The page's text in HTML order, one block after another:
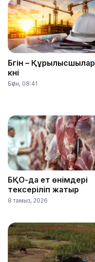
Бүгін – Құрылысшылар
күні
Бүгін, 08:41
БҚО-да ет өнімдері
тексеріліп жатыр
8 тамыз, 2026